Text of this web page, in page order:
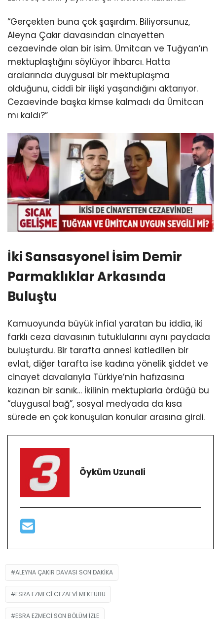
“Gerçekten buna çok şaşırdım. Biliyorsunuz,
Aleyna Çakır davasından cinayetten
cezaevinde olan bir isim. Ümitcan ve Tuğyan’ın
mektuplaştığını söylüyor ihbarcı. Hatta
aralarında duygusal bir mektuplaşma
olduğunu, ciddi bir ilişki yaşandığını aktarıyor.
Cezaevinde başka kimse kalmadı da Ümitcan
mı kaldı?”
İki Sansasyonel İsim Demir
Parmaklıklar Arkasında
Buluştu
Kamuoyunda büyük infial yaratan bu iddia, iki
farklı ceza davasının tutuklularını aynı paydada
buluşturdu. Bir tarafta annesi katledilen bir
evlat, diğer tarafta ise kadına yönelik şiddet ve
cinayet davalarıyla Türkiye’nin hafızasına
kazınan bir sanık… İkilinin mektuplarla ördüğü bu
“duygusal bağ”, sosyal medyada da kısa
sürede en çok konuşulan konular arasına girdi.
Öyküm Uzunali
ALEYNA ÇAKIR DAVASI SON DAKIKA
ESRA EZMECI CEZAEVI MEKTUBU
ESRA EZMECI SON BÖLÜM IZLE